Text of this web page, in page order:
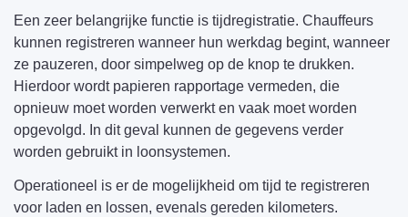
Een zeer belangrijke functie is tijdregistratie. Chauffeurs
kunnen registreren wanneer hun werkdag begint, wanneer
ze pauzeren, door simpelweg op de knop te drukken.
Hierdoor wordt papieren rapportage vermeden, die
opnieuw moet worden verwerkt en vaak moet worden
opgevolgd. In dit geval kunnen de gegevens verder
worden gebruikt in loonsystemen.
Operationeel is er de mogelijkheid om tijd te registreren
voor laden en lossen, evenals gereden kilometers.